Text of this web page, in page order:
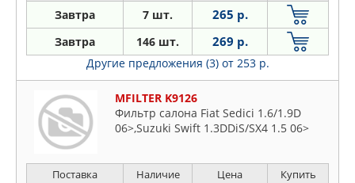
Завтра 7 шт. 265 р.
Завтра 146 шт. 269 р.
Другие предложения (3) от 253 р.
MFILTER K9126
Фильтр салона Fiat Sedici 1.6/1.9D
06>,Suzuki Swift 1.3DDiS/SX4 1.5 06>
Поставка Наличие Цена Купить